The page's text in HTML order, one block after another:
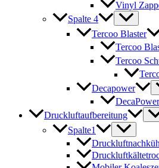
Vinyl
Spalte 4
Tercoo Blaster
Tercoo
Tercoo
Decapower
Druckluftaufbereitung
Spalte1